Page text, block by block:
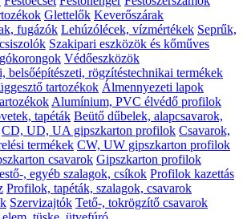
Glettelők Keverőszárak
fugázók Lehúzólécek, vízmértékek Seprűk,
Szakipari eszközök és kőműves
Védőeszközök
belsőépítészeti, rögzítéstechnikai termékek
tartozékok Álmennyezeti lapok
Alumínium, PVC élvédő profilok
tapéták Beütő dűbelek, alapcsavarok,
CD, UD, UA gipszkarton profilok Csavarok,
termékek CW, UW gipszkarton profilok
csavarok Gipszkarton profilok
, egyéb szalagok, csíkok Profilok kazettás
Profilok, tapéták, szalagok, csavarok
Szervizajtók Tető-, tokrögzítő csavarok